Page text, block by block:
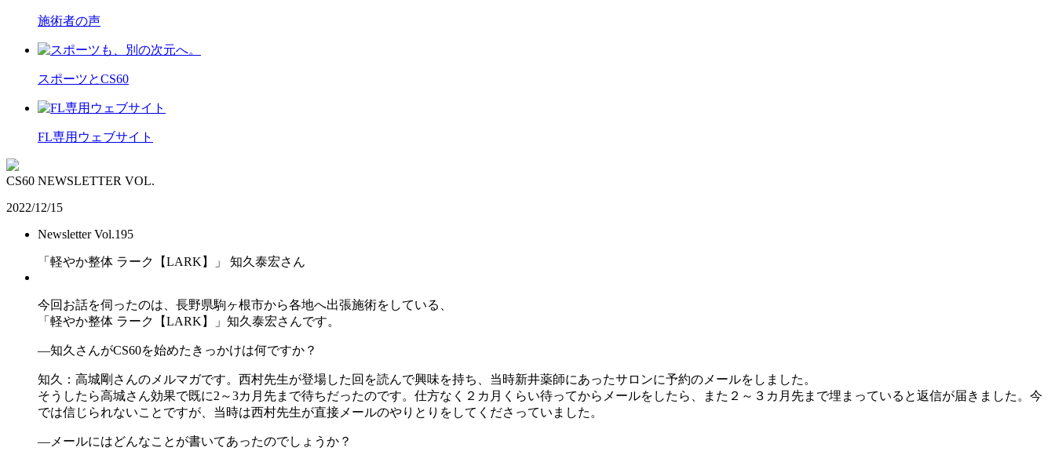
施術者の声
スポーツとCS60
FL専用ウェブサイト
CS60 NEWSLETTER VOL.
2022/12/15
Newsletter Vol.195
「軽やか整体 ラーク【LARK】」 知久泰宏さん
今回お話を伺ったのは、長野県駒ヶ根市から各地へ出張施術をしている、
「軽やか整体 ラーク【LARK】」知久泰宏さんです。
―知久さんがCS60を始めたきっかけは何ですか？
知久：高城剛さんのメルマガです。西村先生が登場した回を読んで興味を持ち、当時新井薬師にあったサロンに予約のメールをしました。
そうしたら高城さん効果で既に2～3カ月先まで待ちだったのです。仕方なく２カ月くらい待ってからメールをしたら、また２～３カ月先まで埋まっていると返信が届きました。今
では信じられないことですが、当時は西村先生が直接メールのやりとりをしてくださっていました。
―メールにはどんなことが書いてあったのでしょうか？